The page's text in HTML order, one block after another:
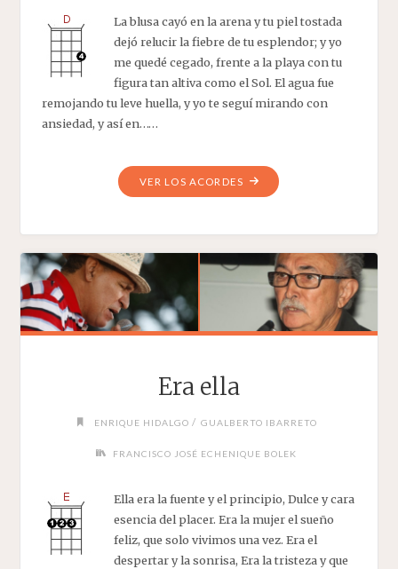
La blusa cayó en la arena y tu piel tostada
dejó relucir la fiebre de tu esplendor; y yo
me quedé cegado, frente a la playa con tu
figura tan altiva como el Sol. El agua fue
remojando tu leve huella, y yo te seguí mirando con
ansiedad, y así en……
VER LOS ACORDES"LA
BLUSA"
Era ella
ENRIQUE HIDALGO / GUALBERTO IBARRETO
FRANCISCO JOSÉ ECHENIQUE BOLEK
Ella era la fuente y el principio, Dulce y cara
esencia del placer. Era la mujer el sueño
feliz, que solo vivimos una vez. Era el
despertar y la sonrisa, Era la tristeza y que